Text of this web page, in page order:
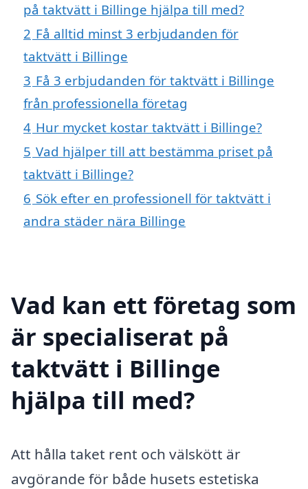
på taktvätt i Billinge hjälpa till med?
2 Få alltid minst 3 erbjudanden för
taktvätt i Billinge
3 Få 3 erbjudanden för taktvätt i Billinge
från professionella företag
4 Hur mycket kostar taktvätt i Billinge?
5 Vad hjälper till att bestämma priset på
taktvätt i Billinge?
6 Sök efter en professionell för taktvätt i
andra städer nära Billinge
Vad kan ett företag som
är specialiserat på
taktvätt i Billinge
hjälpa till med?
Att hålla taket rent och välskött är
avgörande för både husets estetiska